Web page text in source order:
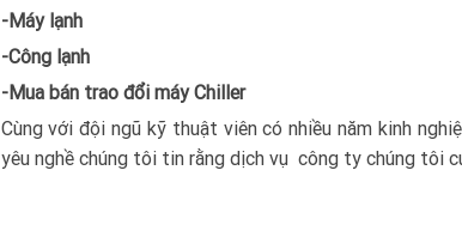
-Máy lạnh
-Công lạnh
-Mua bán trao đổi máy Chiller
Cùng với đội ngũ kỹ thuật viên có nhiều năm kinh
yêu nghề chúng tôi tin rằng dịch vụ công ty chúng tôi